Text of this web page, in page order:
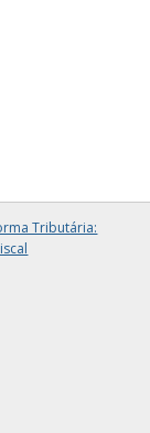
Tributária: